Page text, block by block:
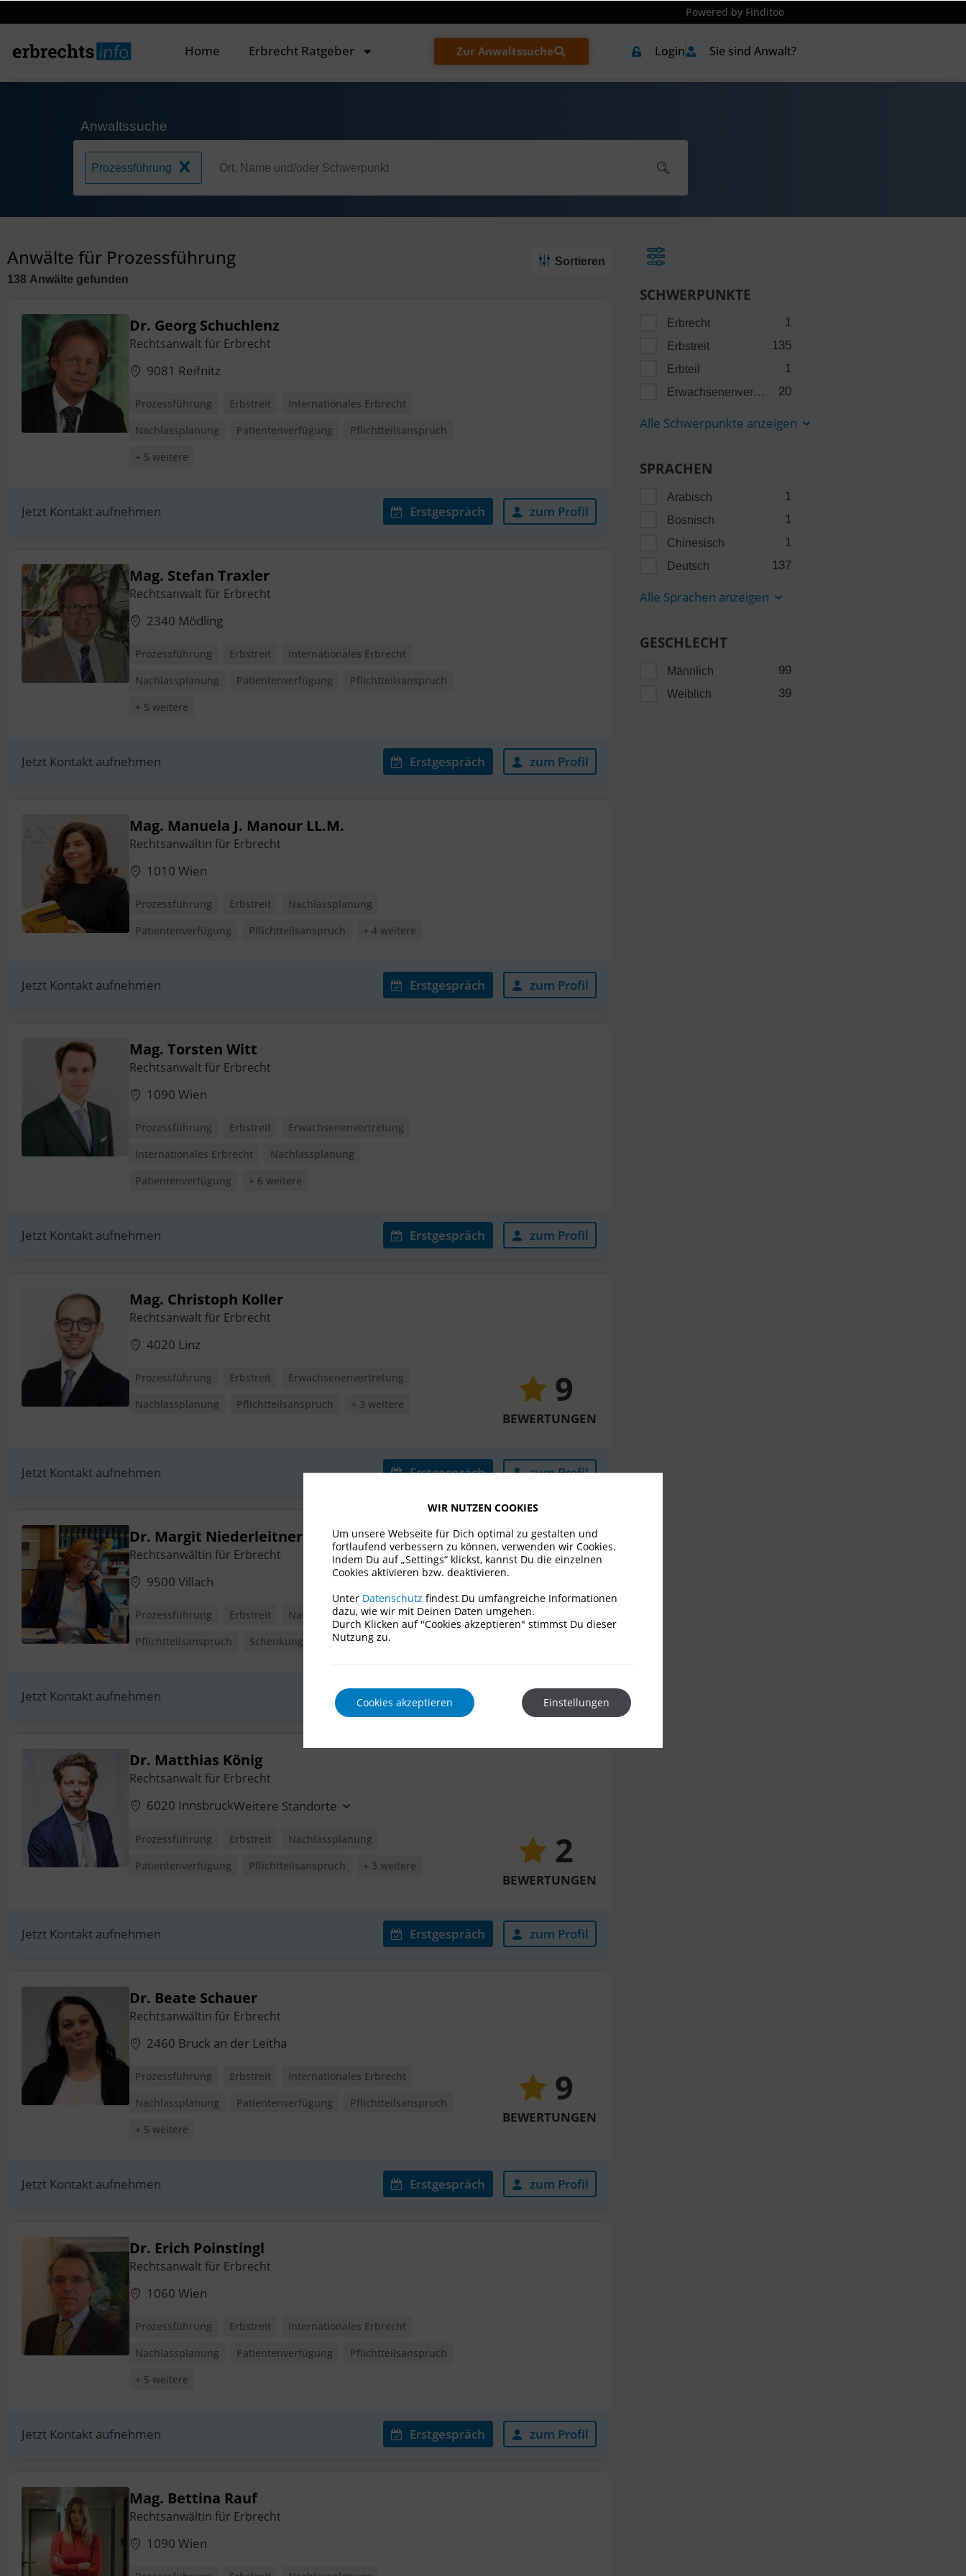
Powered by Finditoo
Home Erbrecht Ratgeber Zur Anwaltssuche Login Sie sind Anwalt?
Anwaltssuche
Prozessführung
Anwälte für Prozessführung
138 Anwälte gefunden
Sortieren
Dr. Georg Schuchlenz
Rechtsanwalt für Erbrecht
9081 Reifnitz
Prozessführung Erbstreit
Internationales Erbrecht
Nachlassplanung
Patientenverfügung
Pflichtteilsanspruch
+ 5 weitere
Jetzt Kontakt aufnehmen Erstgespräch zum Profil
Mag. Stefan Traxler
Rechtsanwalt für Erbrecht
2340 Mödling
Prozessführung Erbstreit
Internationales Erbrecht
Nachlassplanung
Patientenverfügung
Pflichtteilsanspruch
+ 5 weitere
Jetzt Kontakt aufnehmen Erstgespräch zum Profil
Mag. Manuela J. Manour LL.M.
Rechtsanwältin für Erbrecht
1010 Wien
Prozessführung Erbstreit
Nachlassplanung
Patientenverfügung
Pflichtteilsanspruch + 4 weitere
Jetzt Kontakt aufnehmen Erstgespräch zum Profil
Mag. Torsten Witt
Rechtsanwalt für Erbrecht
1090 Wien
Prozessführung Erbstreit
Erwachsenenvertretung
Internationales Erbrecht
Nachlassplanung
Patientenverfügung
+ 6 weitere
Jetzt Kontakt aufnehmen Erstgespräch zum Profil
Mag. Christoph Koller
Rechtsanwalt für Erbrecht
4020 Linz
Prozessführung Erbstreit
Erwachsenenvertretung
Nachlassplanung
Pflichtteilsanspruch + 3 weitere 9
BEWERTUNGEN
Jetzt Kontakt aufnehmen Erstgespräch zum Profil
Dr. Margit Niederleitner
Rechtsanwältin für Erbrecht
9500 Villach
Prozessführung Erbstreit
Nachlassplanung
Pflichtteilsanspruch
Schenkungen + 1 weitere
Jetzt Kontakt aufnehmen Erstgespräch zum Profil
Dr. Matthias König
Rechtsanwalt für Erbrecht
6020 InnsbruckWeitere Standorte
Prozessführung Erbstreit
Nachlassplanung
Patientenverfügung
Pflichtteilsanspruch + 3 weitere 2
BEWERTUNGEN
Jetzt Kontakt aufnehmen Erstgespräch zum Profil
Dr. Beate Schauer
Rechtsanwältin für Erbrecht
2460 Bruck an der Leitha
Prozessführung Erbstreit
Internationales Erbrecht
Nachlassplanung
Patientenverfügung
Pflichtteilsanspruch
+ 5 weitere
9
BEWERTUNGEN
Jetzt Kontakt aufnehmen Erstgespräch zum Profil
Dr. Erich Poinstingl
Rechtsanwalt für Erbrecht
1060 Wien
Prozessführung Erbstreit
Internationales Erbrecht
Nachlassplanung
Patientenverfügung
Pflichtteilsanspruch
+ 5 weitere
Jetzt Kontakt aufnehmen Erstgespräch zum Profil
Mag. Bettina Rauf
Rechtsanwältin für Erbrecht
1090 Wien
SCHWERPUNKTE
Erbrecht 1
Erbstreit 135
Erbteil 1
Erwachsenenvertretung 20
Alle Schwerpunkte anzeigen
SPRACHEN
Arabisch 1
Bosnisch 1
Chinesisch 1
Deutsch 137
Alle Sprachen anzeigen
GESCHLECHT
Männlich 99
Weiblich 39
WIR NUTZEN COOKIES
Um unsere Webseite für Dich optimal zu gestalten und
fortlaufend verbessern zu können, verwenden wir Cookies.
Indem Du auf „Settings“ klickst, kannst Du die einzelnen
Cookies aktivieren bzw. deaktivieren.
Unter Datenschutz findest Du umfangreiche Informationen
dazu, wie wir mit Deinen Daten umgehen.
Durch Klicken auf "Cookies akzeptieren" stimmst Du dieser
Nutzung zu.
Cookies akzeptieren Einstellungen